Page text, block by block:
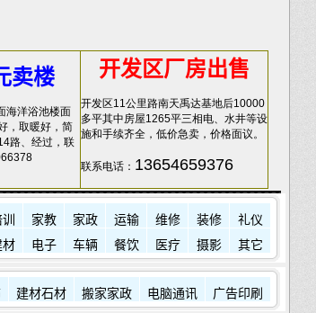
卖楼
海洋浴池楼面
，取暖好，简
路、经过，联
开发区厂房出售
开发区11公里路南天禹达基地后10000
多平其中房屋1265平三相电、水井等设
施和手续齐全，低价急卖，价格面议。
联系电话： 13654659376
家教 家政 运输 维修 装修
礼仪
材 电子 车辆 餐饮 医疗 摄影 其它
建材石材 搬家家政 电脑通讯
广告印刷